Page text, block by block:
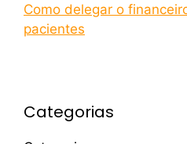
Como delegar o
pacientes
Categorias